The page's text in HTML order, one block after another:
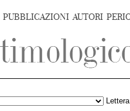
PUBBLICAZIONI AUTORI